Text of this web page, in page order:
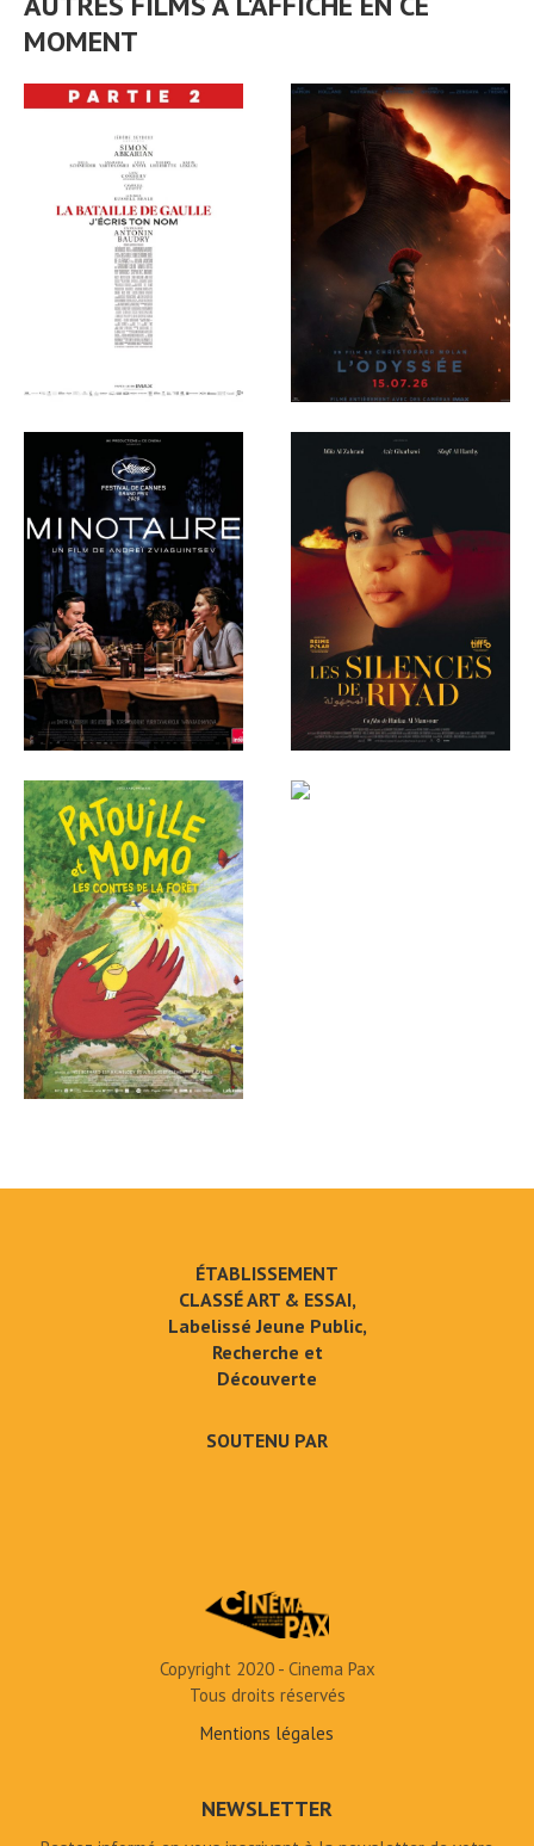
MOMENT
ÉTABLISSEMENT
CLASSÉ ART & ESSAI,
Labelissé Jeune Public,
Recherche et
Découverte
SOUTENU PAR
Copyright 2020 - Cinema Pax
Tous droits réservés
Mentions légales
NEWSLETTER